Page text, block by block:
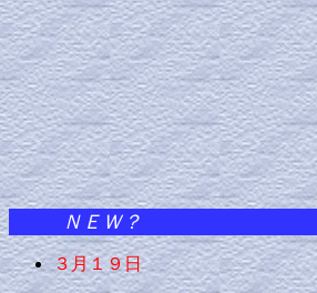
ＮＥＷ？
３月１９日